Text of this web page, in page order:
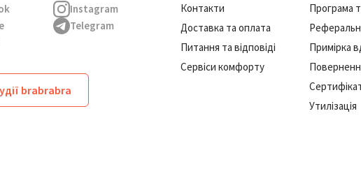
Instagram
Telegram
brabrabra
Контакти
Доставка та оплата
Питання та відповіді
Сервіси комфорту
Програма
Примірка
Утилізація